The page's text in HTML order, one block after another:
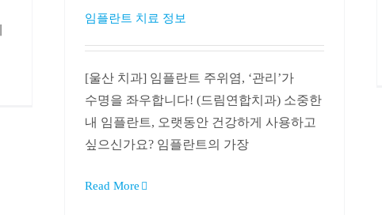
임플란트 치료 정보
[울산 치과] 임플란트 주위염, ‘관리’가
수명을 좌우합니다! (드림연합치과) 소중한
내 임플란트, 오랫동안 건강하게 사용하고
싶으신가요? 임플란트의 가장
Read More